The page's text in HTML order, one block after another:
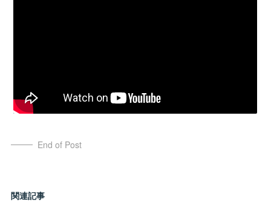
End of Post
関連記事